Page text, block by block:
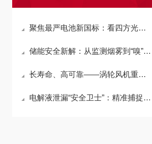
聚焦最严电池新国标：看四方光电如何构筑热失控安全预警
储能安全新解：从监测烟雾到“嗅”出气体，把握火灾预警先机！
长寿命、高可靠——涡轮风机重塑粒子计数器的稳定性标准
电解液泄漏“安全卫士”：精准捕捉1ppm的DMC微漏挥发